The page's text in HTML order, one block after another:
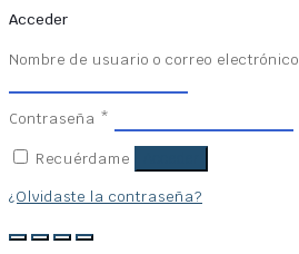
Acceder
Nombre de usuario o correo electrónico
Contraseña *
Recuérdame
¿Olvidaste la contraseña?